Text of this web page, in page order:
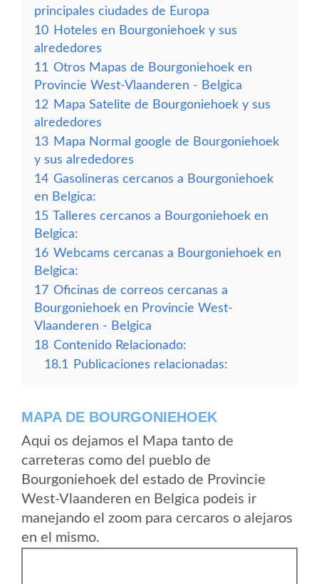
principales ciudades de Europa
10 Hoteles en Bourgoniehoek y sus
alrededores
11 Otros Mapas de Bourgoniehoek en
Provincie West-Vlaanderen - Belgica
12 Mapa Satelite de Bourgoniehoek y sus
alrededores
13 Mapa Normal google de Bourgoniehoek
y sus alrededores
14 Gasolineras cercanos a Bourgoniehoek
en Belgica:
15 Talleres cercanos a Bourgoniehoek en
Belgica:
16 Webcams cercanas a Bourgoniehoek en
Belgica:
17 Oficinas de correos cercanas a
Bourgoniehoek en Provincie West-
Vlaanderen - Belgica
18 Contenido Relacionado:
18.1
Publicaciones relacionadas:
MAPA DE BOURGONIEHOEK
Aqui os dejamos el Mapa tanto de
carreteras como del pueblo de
Bourgoniehoek del estado de Provincie
West-Vlaanderen en Belgica podeis ir
manejando el zoom para cercaros o alejaros
en el mismo.